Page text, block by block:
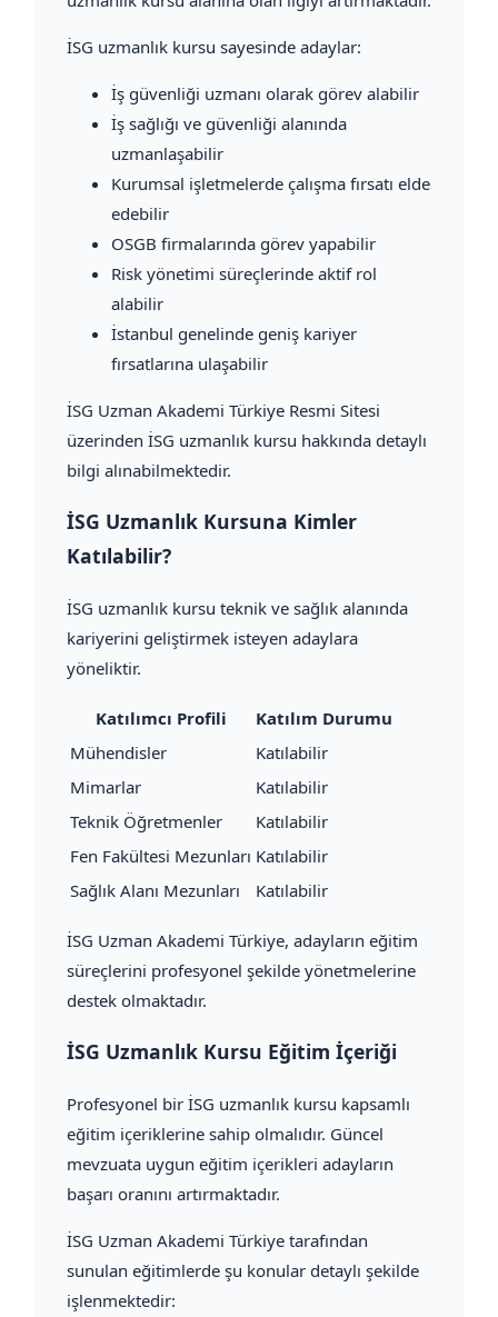
İSG uzmanlık kursu sayesinde adaylar:
İş güvenliği uzmanı olarak görev alabilir
İş sağlığı ve güvenliği alanında
uzmanlaşabilir
Kurumsal işletmelerde çalışma fırsatı elde
edebilir
OSGB firmalarında görev yapabilir
Risk yönetimi süreçlerinde aktif rol
alabilir
İstanbul genelinde geniş kariyer
fırsatlarına ulaşabilir
İSG Uzman Akademi Türkiye Resmi Sitesi
üzerinden İSG uzmanlık kursu hakkında detaylı
bilgi alınabilmektedir.
İSG Uzmanlık Kursuna Kimler
Katılabilir?
İSG uzmanlık kursu teknik ve sağlık alanında
kariyerini geliştirmek isteyen adaylara
yöneliktir.
Katılımcı Profili
Katılım Durumu
Mühendisler
Katılabilir
Mimarlar
Katılabilir
Teknik Öğretmenler
Katılabilir
Fen Fakültesi Mezunları Katılabilir
Sağlık Alanı Mezunları
Katılabilir
İSG Uzman Akademi Türkiye, adayların eğitim
süreçlerini profesyonel şekilde yönetmelerine
destek olmaktadır.
İSG Uzmanlık Kursu Eğitim İçeriği
Profesyonel bir İSG uzmanlık kursu kapsamlı
eğitim içeriklerine sahip olmalıdır. Güncel
mevzuata uygun eğitim içerikleri adayların
başarı oranını artırmaktadır.
İSG Uzman Akademi Türkiye tarafından
sunulan eğitimlerde şu konular detaylı şekilde
işlenmektedir: